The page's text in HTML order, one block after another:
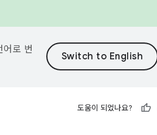
로 번
도움이 되었나요?